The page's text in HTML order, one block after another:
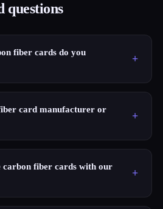
questions
fiber cards do you
+
card manufacturer or
+
carbon fiber cards with our
+